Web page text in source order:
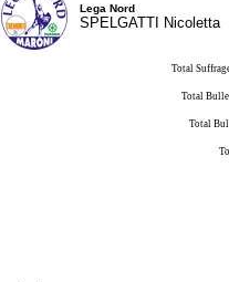
Lega Nord
SPELGATTI Nicoletta
Total
Total
Total